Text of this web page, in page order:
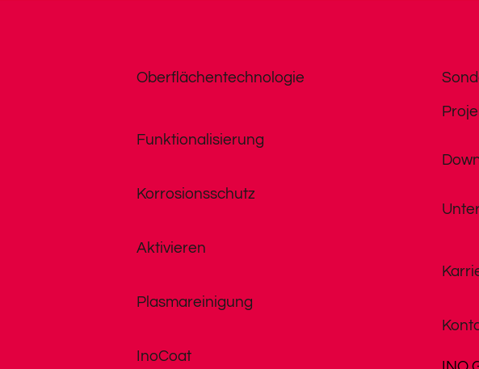
Oberflächentechnologie
Funktionalisierung
Korrosionsschutz
Aktivieren
Plasmareinigung
InoCoat